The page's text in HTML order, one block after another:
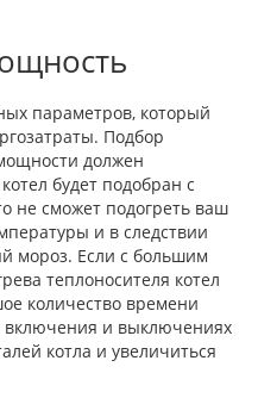
параметров, который
Подбор
должен
будет подобран с
не сможет подогреть ваш
и в следствии
мороз. Если с большим
теплоносителя котел
количество времени
включения и выключениях
котла и увеличиться